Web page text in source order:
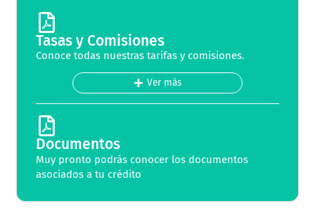
Tasas y Comisiones
Conoce todas nuestras tarifas y comisiones.
Ver más
Documentos
Muy pronto podrás conocer los documentos
asociados a tu crédito​